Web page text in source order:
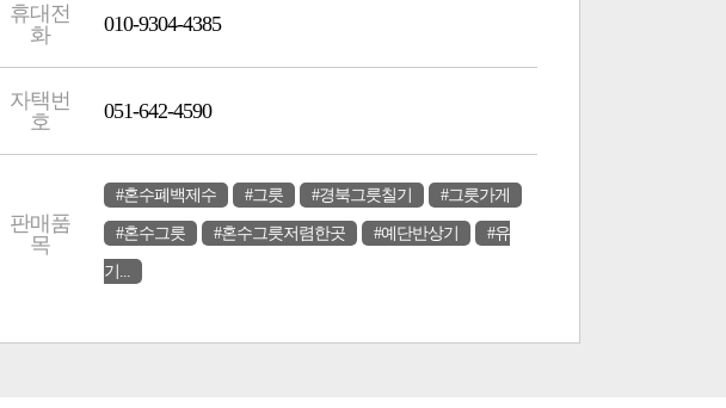
휴대전
화
010-9304-4385
자택번
호
051-642-4590
판매품
목
#혼수폐백제수 #그릇 #경북그릇칠기 #그릇가게
#혼수그릇 #혼수그릇저렴한곳 #예단반상기 #유
기...